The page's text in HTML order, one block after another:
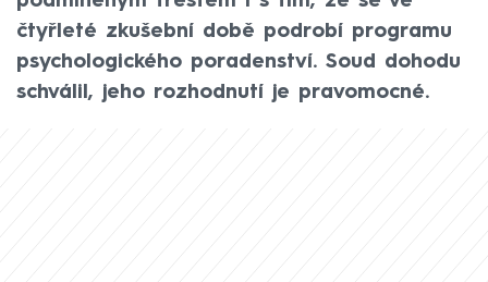
čtyřleté zkušební době podrobí programu
psychologického poradenství. Soud dohodu
schválil, jeho rozhodnutí je pravomocné.